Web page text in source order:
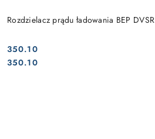
Rozdzielacz prądu ładowania BEP DVSR
Cena:
350.10
Cena:
350.10